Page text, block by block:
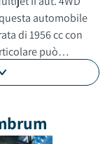
automobile
di 1956 cc con
può
h. Con un
vettura usata è
con capacità di